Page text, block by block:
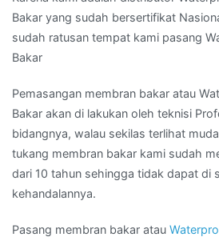
Bakar yang sudah bersertifikat
sudah ratusan tempat kami pasang
Bakar
Pemasangan membran bakar atau
Bakar akan di lakukan oleh teknisi
bidangnya, walau sekilas terlihat
tukang membran bakar kami sudah
dari 10 tahun sehingga tidak dapat di
kehandalannya.
Pasang membran bakar atau